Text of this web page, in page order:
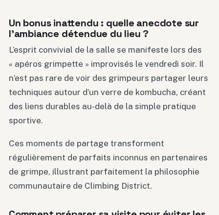
Un bonus inattendu : quelle anecdote sur
l’ambiance détendue du lieu ?
L’esprit convivial de la salle se manifeste lors des
« apéros grimpette » improvisés le vendredi soir. Il
n’est pas rare de voir des grimpeurs partager leurs
techniques autour d’un verre de kombucha, créant
des liens durables au-delà de la simple pratique
sportive.
Ces moments de partage transforment
régulièrement de parfaits inconnus en partenaires
de grimpe, illustrant parfaitement la philosophie
communautaire de Climbing District.